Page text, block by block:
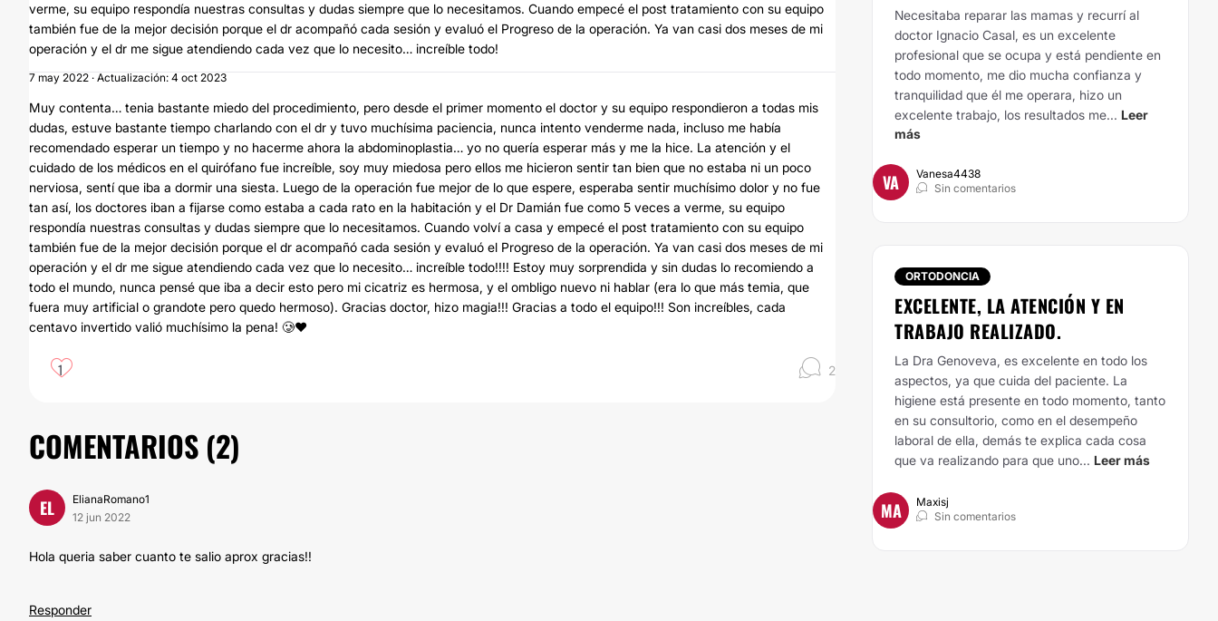
verme, su equipo respondía nuestras consultas y dudas siempre que lo necesitamos. Cuando empecé el post tratamiento con su equipo
también fue de la mejor decisión porque el dr acompañó cada sesión y evaluó el Progreso de la operación. Ya van casi dos meses de mi
operación y el dr me sigue atendiendo cada vez que lo necesito… increíble todo!
7 may 2022 · Actualización: 4 oct 2023
Muy contenta… tenia bastante miedo del procedimiento, pero desde el primer momento el doctor y su equipo respondieron a todas mis
dudas, estuve bastante tiempo charlando con el dr y tuvo muchísima paciencia, nunca intento venderme nada, incluso me había
recomendado esperar un tiempo y no hacerme ahora la abdominoplastia… yo no quería esperar más y me la hice. La atención y el
cuidado de los médicos en el quirófano fue increíble, soy muy miedosa pero ellos me hicieron sentir tan bien que no estaba ni un poco
nerviosa, sentí que iba a dormir una siesta. Luego de la operación fue mejor de lo que espere, esperaba sentir muchísimo dolor y no fue
tan así, los doctores iban a fijarse como estaba a cada rato en la habitación y el Dr Damián fue como 5 veces a verme, su equipo
respondía nuestras consultas y dudas siempre que lo necesitamos. Cuando volví a casa y empecé el post tratamiento con su equipo
también fue de la mejor decisión porque el dr acompañó cada sesión y evaluó el Progreso de la operación. Ya van casi dos meses de mi
operación y el dr me sigue atendiendo cada vez que lo necesito… increíble todo!!!! Estoy muy sorprendida y sin dudas lo recomiendo a
todo el mundo, nunca pensé que iba a decir esto pero mi cicatriz es hermosa, y el ombligo nuevo ni hablar (era lo que más temia, que
fuera muy artificial o grandote pero quedo hermoso). Gracias doctor, hizo magia!!! Gracias a todo el equipo!!! Son increíbles, cada
centavo invertido valió muchísimo la pena! 🥲❤️
1 2
COMENTARIOS (2)
EL
ElianaRomano1
12 jun 2022
Hola queria saber cuanto te salio aprox gracias!!
Responder
Necesitaba reparar las mamas y recurrí al
doctor Ignacio Casal, es un excelente
profesional que se ocupa y está pendiente en
todo momento, me dio mucha confianza y
tranquilidad que él me operara, hizo un
excelente trabajo, los resultados me... Leer
más
VA
Vanesa4438
Sin comentarios
ORTODONCIA
EXCELENTE, LA ATENCIÓN Y EN
TRABAJO REALIZADO.
La Dra Genoveva, es excelente en todo los
aspectos, ya que cuida del paciente. La
higiene está presente en todo momento, tanto
en su consultorio, como en el desempeño
laboral de ella, demás te explica cada cosa
que va realizando para que uno... Leer más
MA
Maxisj
Sin comentarios